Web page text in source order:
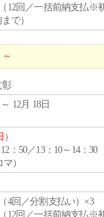
12回／一括前納支払※
で）
12月 18日
）
：50／13：10～14：30
マ）
4回／分割支払い）×3
12回／一括前納支払※